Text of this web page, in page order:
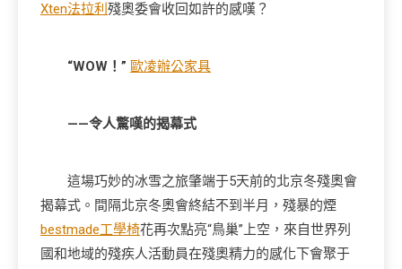
Xten法拉利 殘奧委會收回如許的感嘆？
“WOW！” 歐凌辦公家具
——令人驚嘆的揭幕式
這場巧妙的冰雪之旅肇端于5天前的北京冬殘奧會
揭幕式。間隔北京冬奧會終結不到半月，殘暴的煙
bestmade工學椅花再次點亮“鳥巢”上空，來自世界列
國和地域的殘疾人活動員在殘奧精力的感化下會聚于